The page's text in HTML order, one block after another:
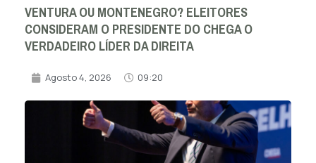
VENTURA OU MONTENEGRO? ELEITORES
CONSIDERAM O PRESIDENTE DO CHEGA O
VERDADEIRO LÍDER DA DIREITA
Agosto 4, 2026 09:20